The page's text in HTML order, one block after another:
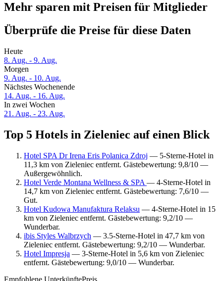
Mehr sparen mit Preisen für Mitglieder
Überprüfe die Preise für diese Daten
Heute
8. Aug. - 9. Aug.
Morgen
9. Aug. - 10. Aug.
Nächstes Wochenende
14. Aug. - 16. Aug.
In zwei Wochen
21. Aug. - 23. Aug.
Top 5 Hotels in Zieleniec auf einen Blick
Hotel SPA Dr Irena Eris Polanica Zdroj — 5-Sterne-Hotel in
11,3 km von Zieleniec entfernt. Gästebewertung: 9,8/10 —
Außergewöhnlich.
Hotel Verde Montana Wellness & SPA — 4-Sterne-Hotel in
14,7 km von Zieleniec entfernt. Gästebewertung: 7,6/10 —
Gut.
Hotel Kudowa Manufaktura Relaksu — 4-Sterne-Hotel in 15
km von Zieleniec entfernt. Gästebewertung: 9,2/10 —
Wunderbar.
ibis Styles Walbrzych — 3.5-Sterne-Hotel in 47,7 km von
Zieleniec entfernt. Gästebewertung: 9,2/10 — Wunderbar.
Hotel Impresja — 3-Sterne-Hotel in 5,6 km von Zieleniec
entfernt. Gästebewertung: 9,0/10 — Wunderbar.
Empfohlene UnterkünftePreis